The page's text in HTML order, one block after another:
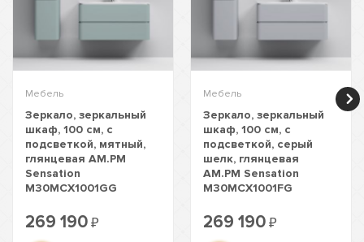
Мебель
Зеркало, зеркальный
шкаф, 100 см, с
подсветкой, мятный,
глянцевая AM.PM
Sensation
M30MCX1001GG
269 190 ₽
Мебель
Зеркало, зеркальный
шкаф, 100 см, с
подсветкой, серый
шелк, глянцевая
AM.PM Sensation
M30MCX1001FG
269 190 ₽